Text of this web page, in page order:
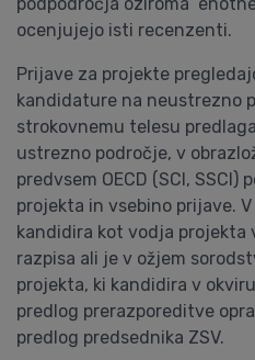
ocenjujejo isti recenzenti.
Prijave za projekte
kandidature na neustrezno
strokovnemu telesu
ustrezno področje, v
predvsem OECD (SCI,
projekta in vsebino prijave.
kandidira kot vodja projekta
razpisa ali je v ožjem
projekta, ki kandidira v
predlog prerazporeditve
predlog predsednika ZSV.